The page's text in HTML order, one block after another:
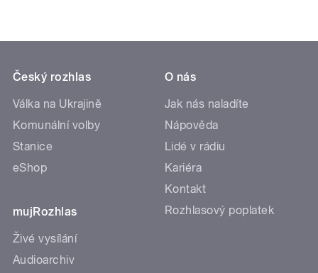
Český rozhlas
Válka na Ukrajině
Komunální volby
Stanice
eShop
mujRozhlas
Živé vysílání
Audioarchiv
O nás
Jak nás naladíte
Nápověda
Lidé v rádiu
Kariéra
Kontakt
Rozhlasový poplatek